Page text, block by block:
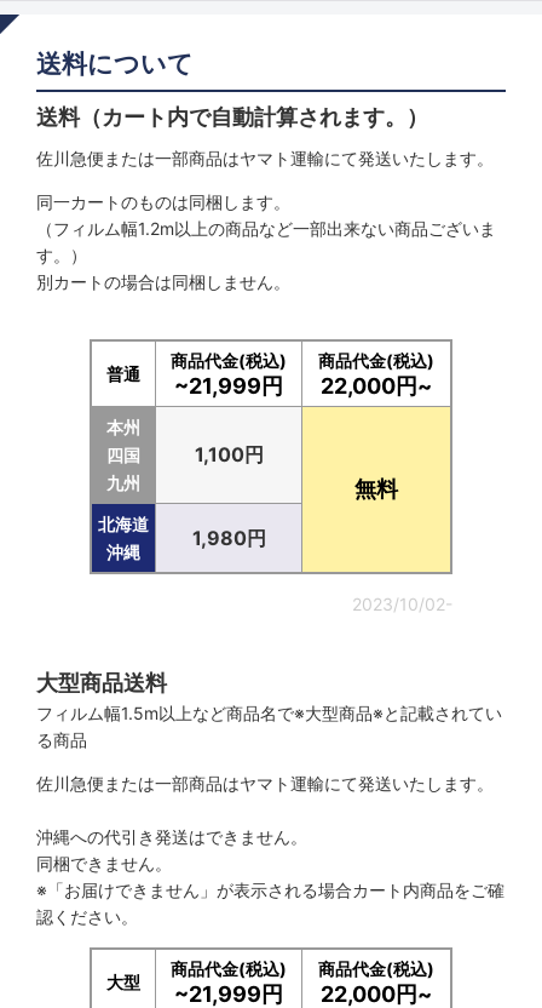
送料について
送料（カート内で自動計算されます。）
佐川急便または一部商品はヤマト運輸にて発送いたします。
同一カートのものは同梱します。
（フィルム幅1.2m以上の商品など一部出来ない商品ございま
す。）
別カートの場合は同梱しません。
普通
商品代金(税込)
~21,999円
商品代金(税込)
22,000円~
本州
四国
九州
1,100円
無料
北海道
沖縄
1,980円
2023/10/02-
大型商品送料
フィルム幅1.5m以上など商品名で※大型商品※と記載されてい
る商品
佐川急便または一部商品はヤマト運輸にて発送いたします。
沖縄への代引き発送はできません。
同梱できません。
※「お届けできません」が表示される場合カート内商品をご確
認ください。
大型
商品代金(税込)
~21,999円
商品代金(税込)
22,000円~